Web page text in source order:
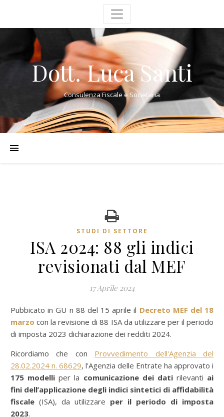
Dott. Luca Santi
Consulenza Fiscale e Societaria
STUDI DI SETTORE
ISA 2024: 88 gli indici
revisionati dal MEF
17 Aprile 2024
Pubbicato in GU n 88 del 15 aprile il Decreto MEF del 18
marzo con la revisione di 88 ISA da utilizzare per il periodo
di imposta 2023 dichiarazione dei redditi 2024.
Ricordiamo che con Provvedimento dell'Agenzia del
28.02.2024 n. 68629, l'Agenzia delle Entrate ha approvato i
175 modelliper la comunicazione dei datirilevanti ai
fini dell’applicazione degli indici sintetici di affidabilità
fiscale (ISA), da utilizzare per il periodo di imposta
2023.